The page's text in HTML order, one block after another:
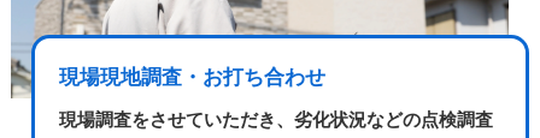
現場現地調査・お打ち合わせ
現場調査をさせていただき、劣化状況などの点検調査